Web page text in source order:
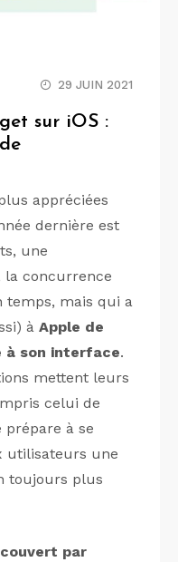
29 JUIN 2021
sur iOS :
appréciées
dernière est
une
la concurrence
temps, mais qui a
à Apple de
à son interface.
mettent leurs
celui de
prépare à se
utilisateurs une
toujours plus
par